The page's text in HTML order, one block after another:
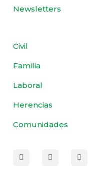
Newsletters
Civil
Familia
Laboral
Herencias
Comunidades